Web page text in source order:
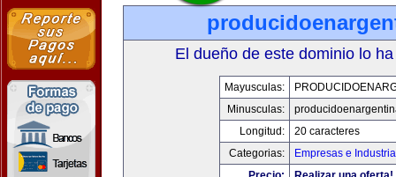
El dueño de este dominio lo
Mayusculas:
Minusculas:
Longitud:
20 caracteres
Categorias:
Empresas e